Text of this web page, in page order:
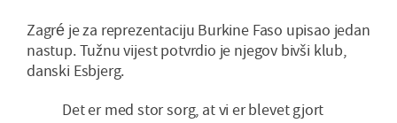
Zagré je za reprezentaciju Burkine Faso upisao jedan
nastup. Tužnu vijest potvrdio je njegov bivši klub,
danski Esbjerg.
Det er med stor sorg, at vi er blevet gjort